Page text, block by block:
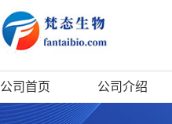
公司首页 公司介绍